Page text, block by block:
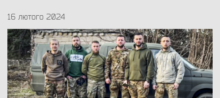
16 лютого 2024